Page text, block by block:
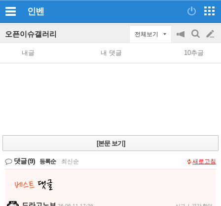
인벤
오픈이슈갤러리 전체보기
공
지
on/off
검
색
글
쓰
내글 내 댓글 10추글
[본문 보기]
댓글(9) 등록순 최신순 새로고침